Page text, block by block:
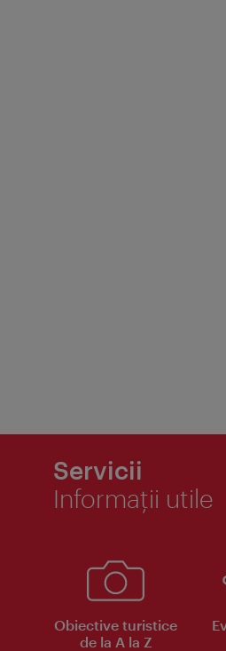
Servicii
Informaţii utile
Obiective turistice
de la A la Z